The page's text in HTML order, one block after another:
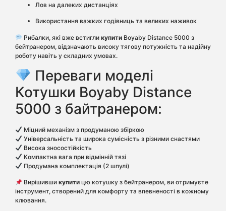
Лов на далеких дистанціях
Використання важких годівниць та великих наживок
Рибалки, які вже встигли купитиBoyaby Distance 5000 з
бейтранером, відзначають високу тягову потужність та надійну
роботу навіть у складних умовах.
Переваги моделі
Котушки Boyaby Distance
5000 з байтранером:
Міцний механізм з продуманою збіркою
Універсальність та широка сумісність з різними снастями
Висока зносостійкість
Компактна вага при відмінній тязі
Продумана комплектація (2 шпулі)
Вирішивши купитицю котушку з бейтранером, ви отримуєте
інструмент, створений для комфорту та впевненості в кожному
клювання.